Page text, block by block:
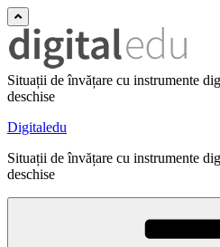
Situații de învățare cu instrumente
deschise
Digitaledu
Situații de învățare cu instrumente
deschise